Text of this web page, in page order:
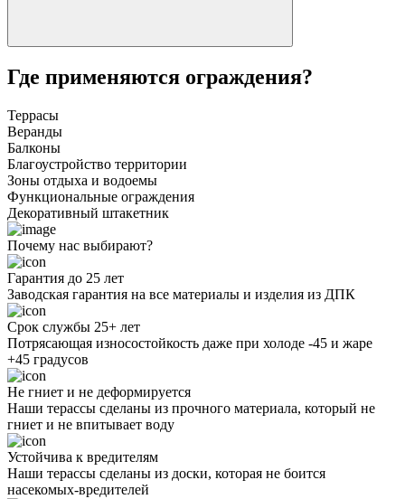
Где применяются ограждения?
Террасы
Веранды
Балконы
Благоустройство территории
Зоны отдыха и водоемы
Функциональные ограждения
Декоративный штакетник
Почему нас выбирают?
Гарантия до 25 лет
Заводская гарантия на все материалы и изделия из ДПК
Срок службы 25+ лет
Потрясающая износостойкость даже при холоде -45 и жаре
+45 градусов
Не гниет и не деформируется
Наши терассы сделаны из прочного материала, который не
гниет и не впитывает воду
Устойчива к вредителям
Наши терассы сделаны из доски, которая не боится
насекомых-вредителей